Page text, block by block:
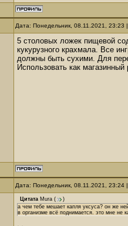
Дата: Понедельник, 08.11.2021,
5 столовых ложек пищевой
кукурузного крахмала. Все
должны быть сухими. Для
Использовать как
Дата: Понедельник, 08.11.2021,
Цитата Mura (
)
а чем тебе мешает капля уксуса? он же
в организме всё поднимается. это мне не